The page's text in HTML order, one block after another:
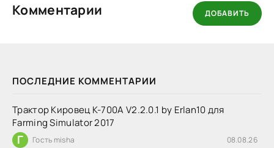
ПОСЛЕДНИЕ КОММЕНТАРИИ
Трактор Кировец К-700А V2.2.0.1 by Erlan10 для
Farming Simulator 2017
Г Гость misha 08.08.26
Комментарии ДОБАВИТЬ